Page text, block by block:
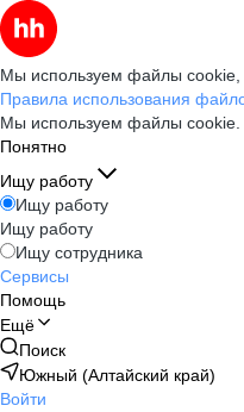
Мы используем файлы cookie,
Правила использования
Мы используем файлы cookie.
Понятно
Ищу работу
Ищу работу
Ищу работу
Ищу сотрудника
Сервисы
Помощь
Ещё
Поиск
Южный (Алтайский край)
Войти